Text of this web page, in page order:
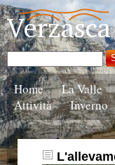
Home La Valle
Attività
Inverno